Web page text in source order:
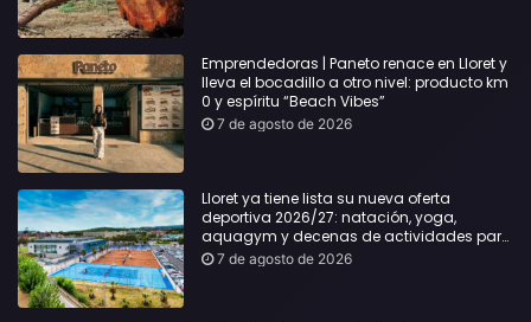
Emprendedoras | Paneto renace en Lloret y
lleva el bocadillo a otro nivel: producto km
0 y espíritu “Beach Vibes”
7 de agosto de 2026
Lloret ya tiene lista su nueva oferta
deportiva 2026/27: natación, yoga,
aquagym y decenas de actividades para
todas las edades
7 de agosto de 2026